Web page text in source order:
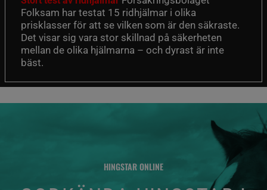
Folksam har testat 15 ridhjälmar i olika
prisklasser för att se vilken som är den säkraste.
Det visar sig vara stor skillnad på säkerheten
mellan de olika hjälmarna – och dyrast är inte
bäst.
HINGSTAR ONLINE